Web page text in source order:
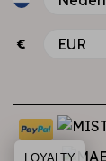
€
LOYALTY